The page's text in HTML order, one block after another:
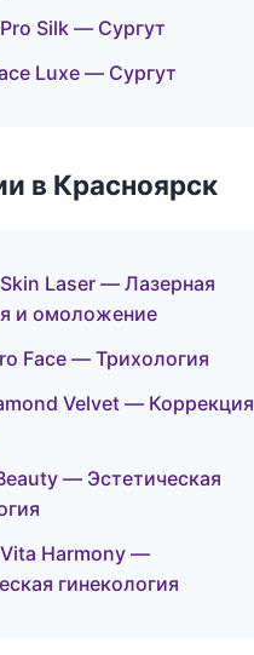
Silk — Сургут
Luxe — Сургут
в Красноярск
Laser — Лазерная
и омоложение
Face — Трихология
Velvet — Коррекция
— Эстетическая
Harmony —
гинекология